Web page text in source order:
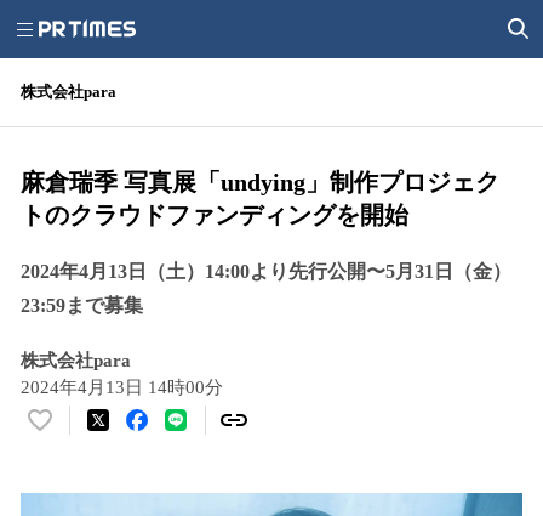
株式会社para
麻倉瑞季 写真展「undying」制作プロジェク
トのクラウドファンディングを開始
2024年4月13日（土）14:00より先行公開〜5月31日（金）
23:59まで募集
株式会社para
2024年4月13日 14時00分
い